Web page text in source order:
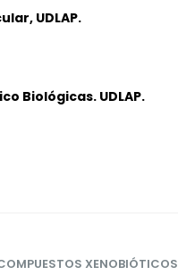
UDLAP.
Biológicas. UDLAP.
XENOBIÓTICOS